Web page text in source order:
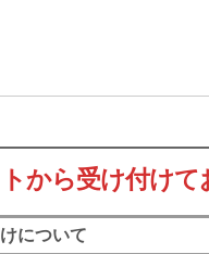
から受け付けて
について